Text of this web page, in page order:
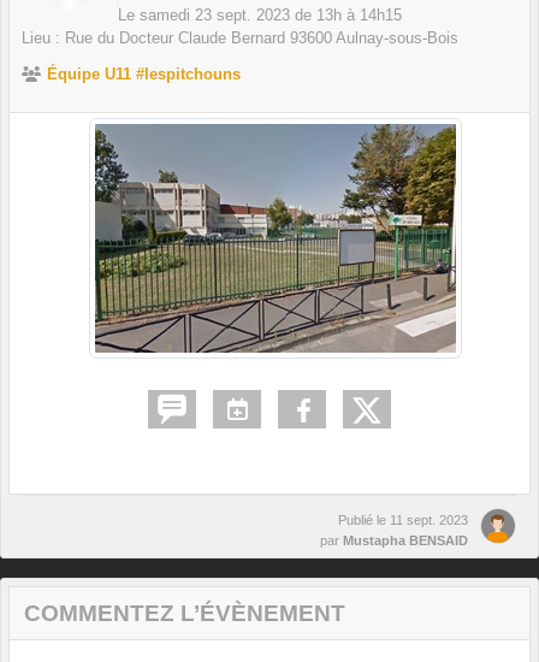
Le samedi 23 sept. 2023 de 13h à 14h15
Lieu : Rue du Docteur Claude Bernard 93600 Aulnay-sous-Bois
Équipe U11 #lespitchouns
Publié le 11 sept. 2023
par Mustapha BENSAID
COMMENTEZ L’ÉVÈNEMENT